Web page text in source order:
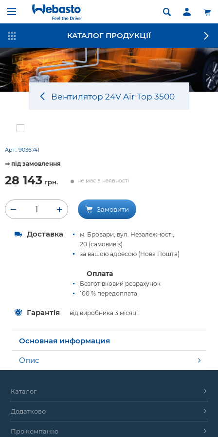
КАТАЛОГ ПРОДУКЦІЇ
Вентилятор 24V Air Top 3500
Арт.: 9036741
⇒ під замовлення
28 143 грн. не має в наявності
1 Замовити
Доставка
м. Бровари, вул. Незалежності,
20 (самовивіз)
за вашою адресою (Нова Пошта)
Оплата
Безготівковий розрахунок
100 % передоплата
Гарантія від виробника 3 місяці
Основная информация
Опис
Каталог
Додатково
Про компанію